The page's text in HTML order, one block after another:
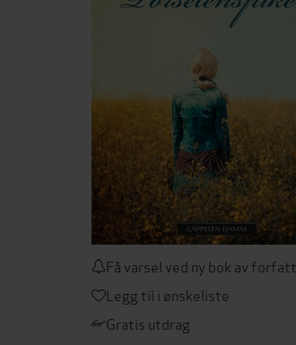
Få varsel ved ny bok av
Legg til i ønskeliste
Gratis utdrag